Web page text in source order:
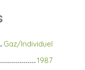
Gaz/Individuel
1987